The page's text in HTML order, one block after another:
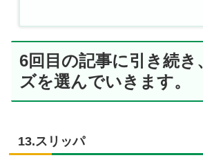
6回目の記事に引き続き
ズを選んでいきます。
13.スリッパ